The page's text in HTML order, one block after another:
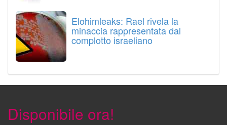
Elohimleaks: Rael rivela la
minaccia rappresentata dal
complotto israeliano
Disponibile ora!